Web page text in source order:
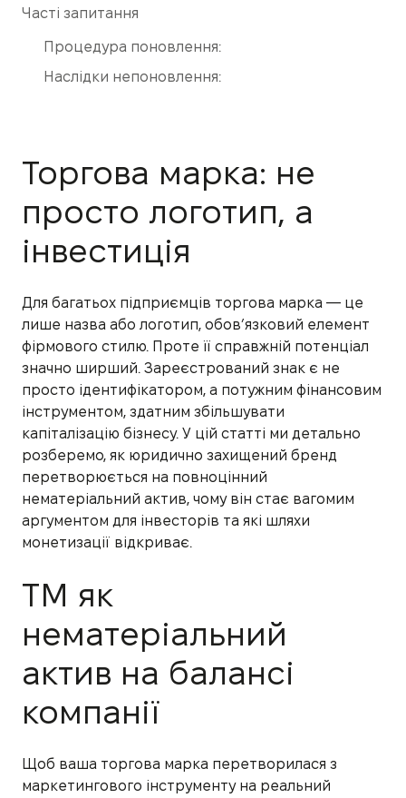
Часті запитання
Процедура поновлення:
Наслідки непоновлення:
Торгова марка: не
просто логотип, а
інвестиція
Для багатьох підприємців торгова марка — це
лише назва або логотип, обов’язковий елемент
фірмового стилю. Проте її справжній потенціал
значно ширший. Зареєстрований знак є не
просто ідентифікатором, а потужним фінансовим
інструментом, здатним збільшувати
капіталізацію бізнесу. У цій статті ми детально
розберемо, як юридично захищений бренд
перетворюється на повноцінний
нематеріальний актив, чому він стає вагомим
аргументом для інвесторів та які шляхи
монетизації відкриває.
ТМ як
нематеріальний
актив на балансі
компанії
Щоб ваша торгова марка перетворилася з
маркетингового інструменту на реальний